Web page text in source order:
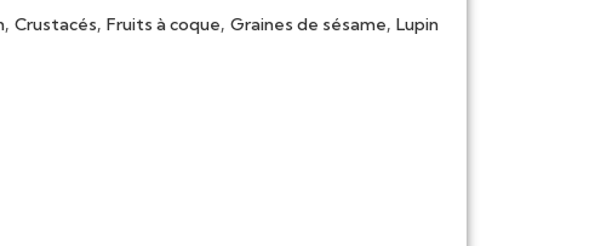
,Crustacés,Fruits à coque,Graines de sésame,Lupin